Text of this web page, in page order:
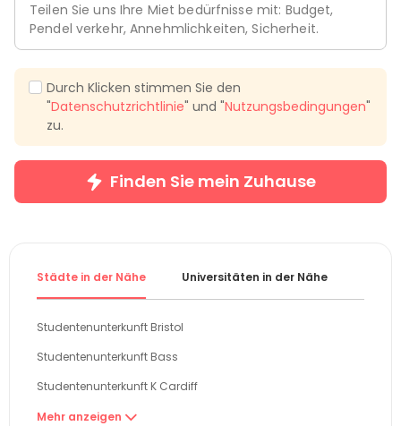
Teilen Sie uns Ihre Miet bedürfnisse mit: Budget,
Pendel verkehr, Annehmlichkeiten, Sicherheit.
Durch Klicken stimmen Sie den
"Datenschutzrichtlinie" und "Nutzungsbedingungen"
zu.
Finden Sie mein Zuhause
Städte in der Nähe Universitäten in der Nähe
Studentenunterkunft Bristol
Studentenunterkunft Bass
Studentenunterkunft K Cardiff
Studentenunterkunft Bournemouth
Mehr anzeigen 